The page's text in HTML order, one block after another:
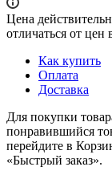
Цена
отличаться от
Как купить
Оплата
Доставка
Для покупки
понравившийся
перейдите в
«Быстрый заказ».